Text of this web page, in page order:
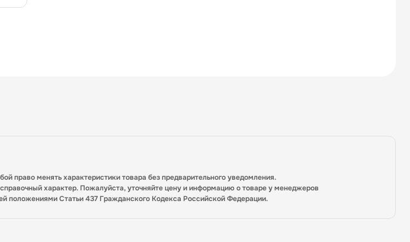
право менять характеристики товара без предварительного уведомления.
характер. Пожалуйста, уточняйте цену и информацию о товаре у менеджеров
положениями Статьи 437 Гражданского Кодекса Российской Федерации.